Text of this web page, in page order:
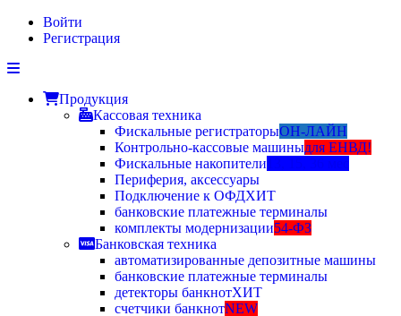
Войти
Регистрация
Продукция
Кассовая техника
Фискальные регистраторыОН-ЛАЙН
Контрольно-кассовые машиныдля ЕНВД!
Фискальные накопители
Периферия, аксессуары
Подключение к ОФДХИТ
банковские платежные терминалы
комплекты модернизации54-ФЗ
Банковская техника
автоматизированные депозитные машины
банковские платежные терминалы
детекторы банкнотХИТ
счетчики банкнотNEW